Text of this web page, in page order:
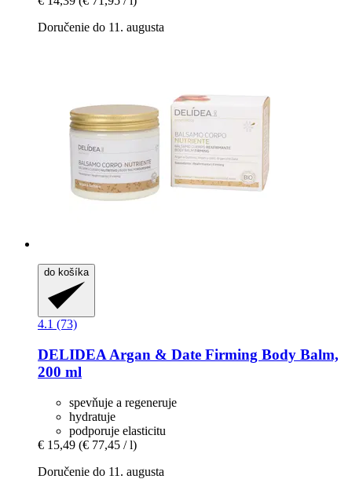
Doručenie do 11. augusta
do košíka
4.1 (73)
DELIDEA Argan & Date Firming Body Balm,
200 ml
spevňuje a regeneruje
hydratuje
podporuje elasticitu
€ 15,49 (€ 77,45 / l)
Doručenie do 11. augusta